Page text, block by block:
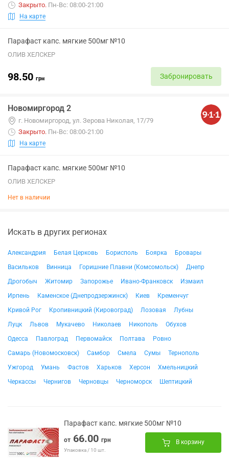
Закрыто. Пн-Вс: 08:00-21:00
На карте
Парафаст капс. мягкие 500мг №10
ОЛИВ ХЕЛСКЕР
98.50 грн Забронировать
Новомиргород 2
г. Новомиргород, ул. Зерова Николая, 17/79
Закрыто. Пн-Вс: 08:00-21:00
На карте
Парафаст капс. мягкие 500мг №10
ОЛИВ ХЕЛСКЕР
Нет в наличии
Искать в других регионах
Александрия Белая Церковь Борисполь Боярка
Бровары
Васильков
Винница Горишние Плавни (Комсомольск)
Днепр
Дрогобыч
Житомир Запорожье Ивано-Франковск
Измаил
Ирпень
Каменское (Днепродзержинск) Киев
Кременчуг
Кривой Рог
Кропивницкий (Кировоград) Лозовая
Лубны
Луцк
Львов Мукачево Николаев Никополь
Обухов
Одесса
Павлоград Первомайск Полтава
Ровно
Самарь (Новомосковск)
Самбор Смела Сумы
Тернополь
Ужгород
Умань Фастов Харьков Херсон
Хмельницкий
Черкассы
Чернигов Черновцы Черноморск Шептицкий
Парафаст капс. мягкие 500мг №10
от 66.00 грн
Упаковка / 10 шт.
В корзину